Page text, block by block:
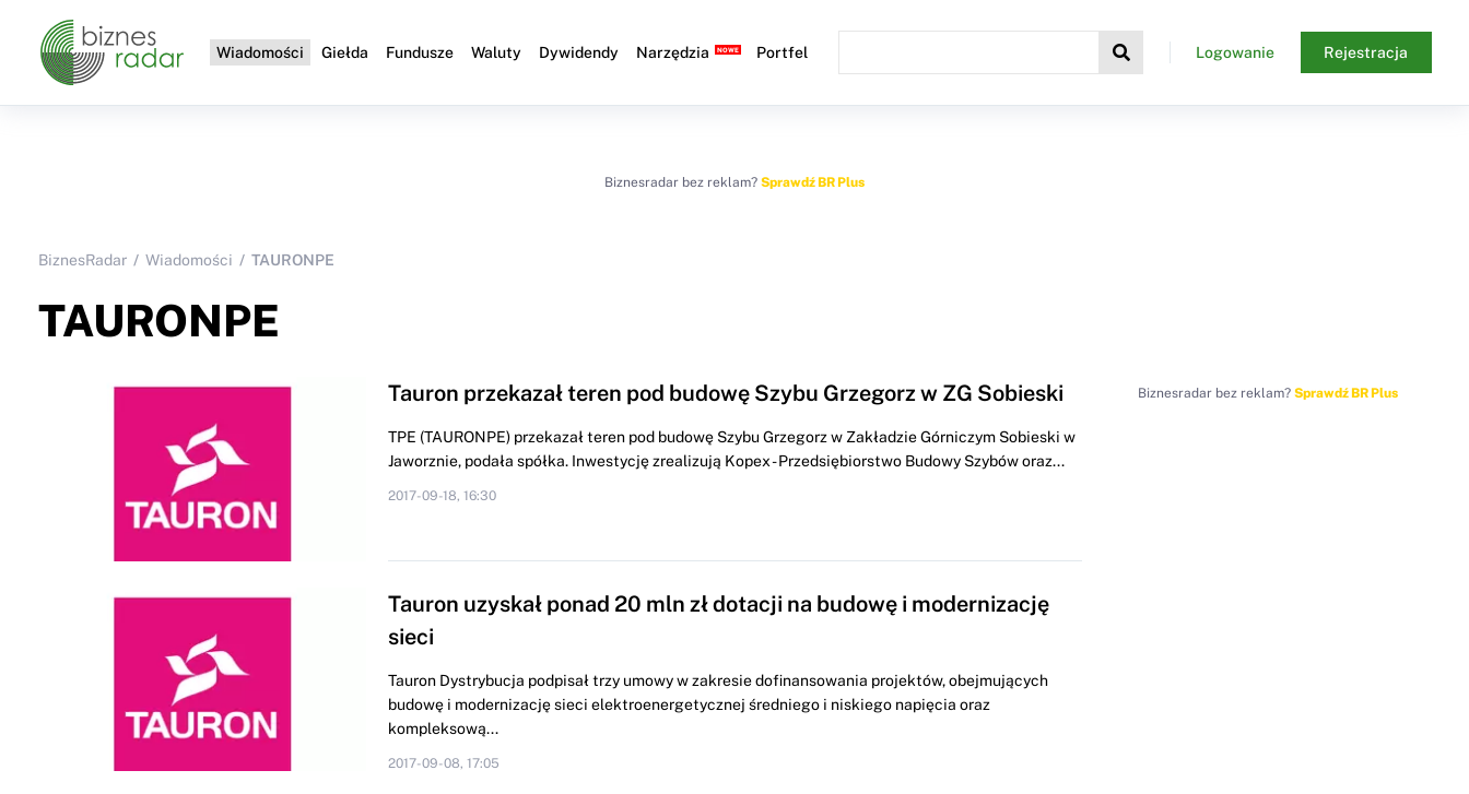
Wiadomości Giełda Fundusze Waluty Dywidendy Narzędzia Portfel Logowanie Rejestracja
Biznesradar bez reklam? Sprawdź BR Plus
BiznesRadar Wiadomości TAURONPE
TAURONPE
Tauron przekazał teren pod budowę Szybu Grzegorz w ZG Sobieski
TPE (TAURONPE) przekazał teren pod budowę Szybu Grzegorz w Zakładzie Górniczym Sobieski w
Jaworznie, podała spółka. Inwestycję zrealizują Kopex - Przedsiębiorstwo Budowy Szybów oraz...
2017-09-18, 16:30
Tauron uzyskał ponad 20 mln zł dotacji na budowę i modernizację
sieci
Tauron Dystrybucja podpisał trzy umowy w zakresie dofinansowania projektów, obejmujących
budowę i modernizację sieci elektroenergetycznej średniego i niskiego napięcia oraz
kompleksową...
2017-09-08, 17:05
Biznesradar bez reklam? Sprawdź BR Plus